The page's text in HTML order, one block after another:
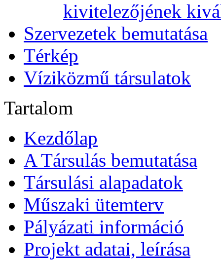
kivitelezőjének
Szervezetek bemutatása
Térkép
Víziközmű társulatok
Tartalom
Kezdőlap
A Társulás bemutatása
Társulási alapadatok
Műszaki ütemterv
Pályázati információ
Projekt adatai, leírása